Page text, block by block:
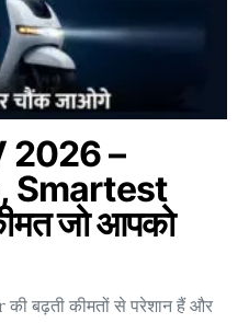
2026 –
Smartest
जो आपको
बढ़ती कीमतों से परेशान हैं और